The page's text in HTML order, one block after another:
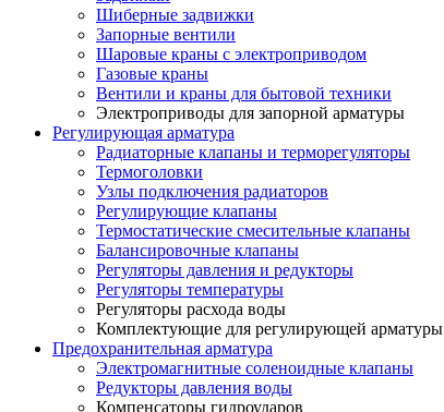
Шиберные задвижки
Запорные вентили
Шаровые краны с электроприводом
Газовые краны
Вентили и краны для бытовой техники
Электроприводы для запорной арматуры
Регулирующая арматура
Радиаторные клапаны и терморегуляторы
Термоголовки
Узлы подключения радиаторов
Регулирующие клапаны
Термостатические смесительные клапаны
Балансировочные клапаны
Регуляторы давления и редукторы
Регуляторы температуры
Регуляторы расхода воды
Комплектующие для регулирующей арматуры
Предохранительная арматура
Электромагнитные соленоидные клапаны
Редукторы давления воды
Компенсаторы гидроударов